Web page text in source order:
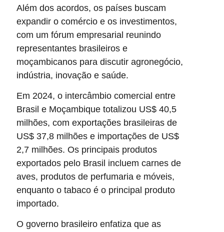
Além dos acordos, os países buscam
expandir o comércio e os investimentos,
com um fórum empresarial reunindo
representantes brasileiros e
moçambicanos para discutir agronegócio,
indústria, inovação e saúde.
Em 2024, o intercâmbio comercial entre
Brasil e Moçambique totalizou US$ 40,5
milhões, com exportações brasileiras de
US$ 37,8 milhões e importações de US$
2,7 milhões. Os principais produtos
exportados pelo Brasil incluem carnes de
aves, produtos de perfumaria e móveis,
enquanto o tabaco é o principal produto
importado.
O governo brasileiro enfatiza que as